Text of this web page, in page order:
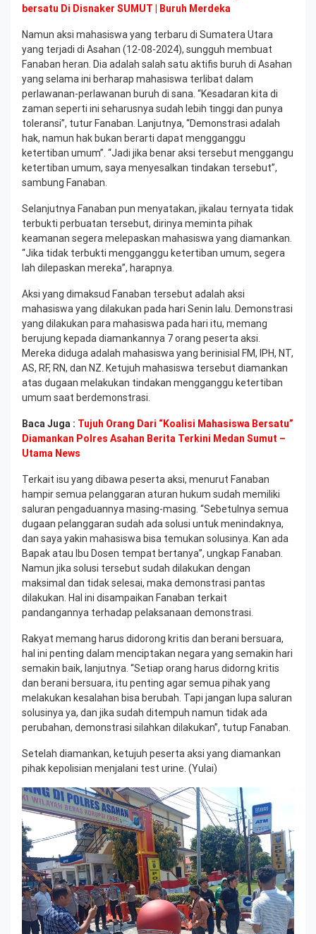
bersatu Di Disnaker SUMUT | Buruh Merdeka
Namun aksi mahasiswa yang terbaru di Sumatera Utara
yang terjadi di Asahan (12-08-2024), sungguh membuat
Fanaban heran. Dia adalah salah satu aktifis buruh di Asahan
yang selama ini berharap mahasiswa terlibat dalam
perlawanan-perlawanan buruh di sana. “Kesadaran kita di
zaman seperti ini seharusnya sudah lebih tinggi dan punya
toleransi”, tutur Fanaban. Lanjutnya, “Demonstrasi adalah
hak, namun hak bukan berarti dapat mengganggu
ketertiban umum”. “Jadi jika benar aksi tersebut menggangu
ketertiban umum, saya menyesalkan tindakan tersebut”,
sambung Fanaban.
Selanjutnya Fanaban pun menyatakan, jikalau ternyata tidak
terbukti perbuatan tersebut, dirinya meminta pihak
keamanan segera melepaskan mahasiswa yang diamankan.
“Jika tidak terbukti mengganggu ketertiban umum, segera
lah dilepaskan mereka”, harapnya.
Aksi yang dimaksud Fanaban tersebut adalah aksi
mahasiswa yang dilakukan pada hari Senin lalu. Demonstrasi
yang dilakukan para mahasiswa pada hari itu, memang
berujung kepada diamankannya 7 orang peserta aksi.
Mereka diduga adalah mahasiswa yang berinisial FM, IPH, NT,
AS, RF, RN, dan NZ. Ketujuh mahasiswa tersebut diamankan
atas dugaan melakukan tindakan mengganggu ketertiban
umum saat berdemonstrasi.
Baca Juga : Tujuh Orang Dari “Koalisi Mahasiswa Bersatu”
Diamankan Polres Asahan Berita Terkini Medan Sumut –
Utama News
Terkait isu yang dibawa peserta aksi, menurut Fanaban
hampir semua pelanggaran aturan hukum sudah memiliki
saluran pengaduannya masing-masing. “Sebetulnya semua
dugaan pelanggaran sudah ada solusi untuk menindaknya,
dan saya yakin mahasiswa bisa temukan solusinya. Kan ada
Bapak atau Ibu Dosen tempat bertanya”, ungkap Fanaban.
Namun jika solusi tersebut sudah dilakukan dengan
maksimal dan tidak selesai, maka demonstrasi pantas
dilakukan. Hal ini disampaikan Fanaban terkait
pandangannya terhadap pelaksanaan demonstrasi.
Rakyat memang harus didorong kritis dan berani bersuara,
hal ini penting dalam menciptakan negara yang semakin hari
semakin baik, lanjutnya. “Setiap orang harus didorng kritis
dan berani bersuara, itu penting agar semua pihak yang
melakukan kesalahan bisa berubah. Tapi jangan lupa saluran
solusinya ya, dan jika sudah ditempuh namun tidak ada
perubahan, demonstrasi silahkan dilakukan”, tutup Fanaban.
Setelah diamankan, ketujuh peserta aksi yang diamankan
pihak kepolisian menjalani test urine. (Yulai)